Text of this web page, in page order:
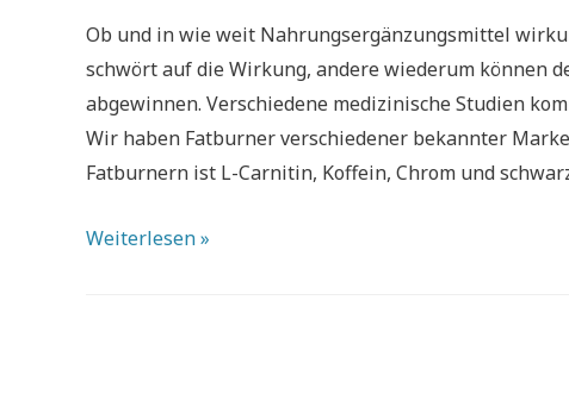
Ob und in wie weit Nahrungsergänzungsmittel
schwört auf die Wirkung, andere wiederum können
abgewinnen. Verschiedene medizinische Studien
Wir haben Fatburner verschiedener bekannter
Fatburnern ist L-Carnitin, Koffein, Chrom und
Gibt
Weiterlesen »